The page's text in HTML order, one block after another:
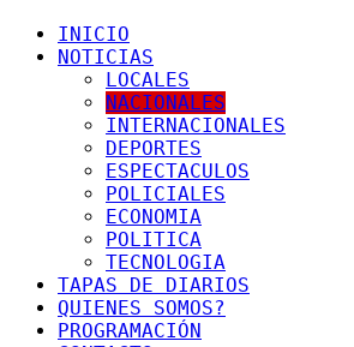
INICIO
NOTICIAS
LOCALES
NACIONALES
INTERNACIONALES
DEPORTES
ESPECTACULOS
POLICIALES
ECONOMIA
POLITICA
TECNOLOGIA
TAPAS DE DIARIOS
QUIENES SOMOS?
PROGRAMACIÓN